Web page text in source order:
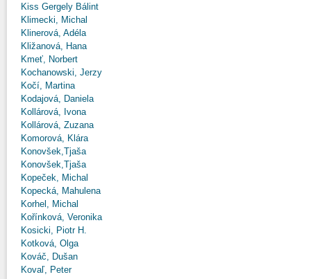
Kiss Gergely Bálint
Klimecki, Michal
Klinerová, Adéla
Kližanová, Hana
Kmeť, Norbert
Kochanowski, Jerzy
Kočí, Martina
Kodajová, Daniela
Kollárová, Ivona
Kollárová, Zuzana
Komorová, Klára
Konovšek,Tjaša
Konovšek,Tjaša
Kopeček, Michal
Kopecká, Mahulena
Korhel, Michal
Kořínková, Veronika
Kosicki, Piotr H.
Kotková, Olga
Kováč, Dušan
Kovaľ, Peter